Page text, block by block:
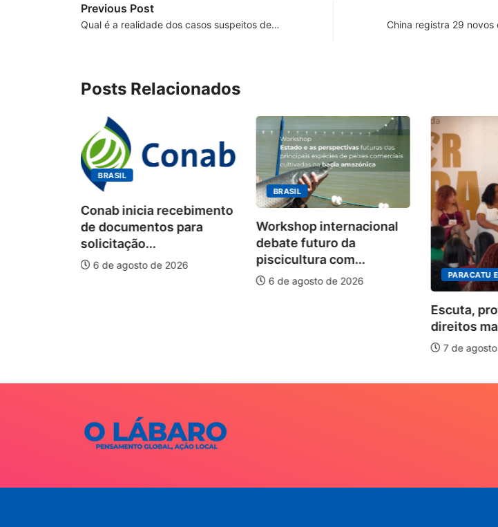
Previous Post
Qual é a realidade dos casos suspeitos de…
China registra 29
Posts Relacionados
BRASIL
Conab inicia recebimento
de documentos para
solicitação...
6 de agosto de 2026
BRASIL
Workshop internacional
debate futuro da
piscicultura com...
6 de agosto de 2026
PARACATU
Escuta,
direitos
7 de